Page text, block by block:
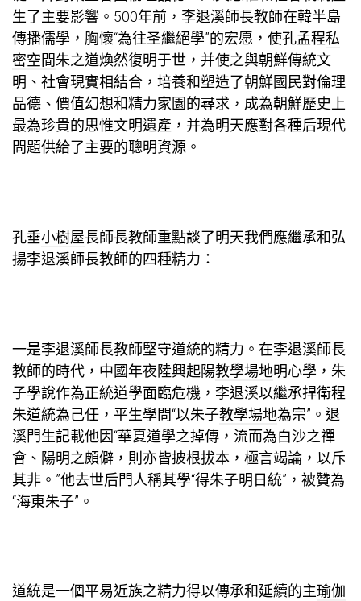
生了主要影響。500年前，李退溪師長教師在韓半島
傳播儒學，胸懷“為往圣繼絕學”的宏愿，使孔孟程私
密空間朱之道煥然復明于世，并使之與朝鮮傳統文
明、社會現實相結合，培養和塑造了朝鮮國民對倫理
品德、價值幻想和精力家園的尋求，成為朝鮮歷史上
最為珍貴的思惟文明遺產，并為明天應對各種后現代
問題供給了主要的聰明資源。
孔垂小樹屋長師長教師重點談了明天我們應繼承和弘
揚李退溪師長教師的四種精力：
一是李退溪師長教師堅守道統的精力。在李退溪師長
教師的時代，中國年夜陸興起陽教學場地明心學，朱
子學說作為正統道學面臨危機，李退溪以繼承捍衛程
朱道統為己任，平生學問“以朱子教學場地為宗”。退
溪門生記載他因“華夏道學之掉傳，流而為白沙之禪
會、陽明之頗僻，則亦皆披根拔本，極言竭論，以斥
其非。”他去世后門人稱其學“得朱子明日統”，被贊為
“海東朱子”。
道統是一個平易近族之精力得以傳承和延續的主瑜伽